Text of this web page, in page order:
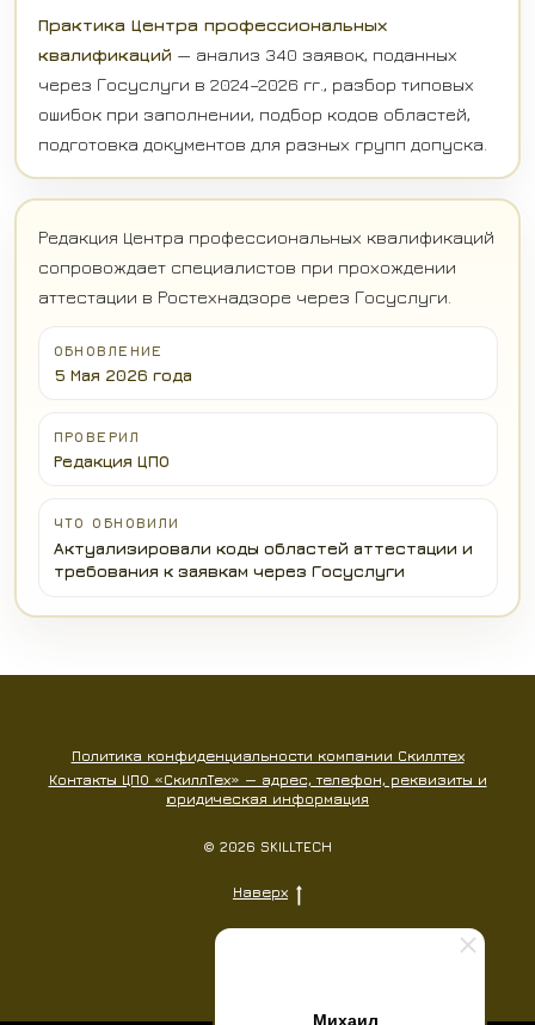
Михаил
Практика Центра профессиональных
квалификаций — анализ 340 заявок, поданных
через Госуслуги в 2024–2026 гг., разбор типовых
ошибок при заполнении, подбор кодов областей,
подготовка документов для разных групп допуска.
Редакция Центра профессиональных квалификаций
сопровождает специалистов при прохождении
аттестации в Ростехнадзоре через Госуслуги.
ОБНОВЛЕНИЕ
5 Мая 2026 года
ПРОВЕРИЛ
Редакция ЦПО
ЧТО ОБНОВИЛИ
Актуализировали коды областей аттестации и
требования к заявкам через Госуслуги
Политика конфиденциальности компании Скиллтех
Контакты ЦПО «СкиллТех» — адрес, телефон, реквизиты и
юридическая информация
© 2026 SKILLTECH
Наверх